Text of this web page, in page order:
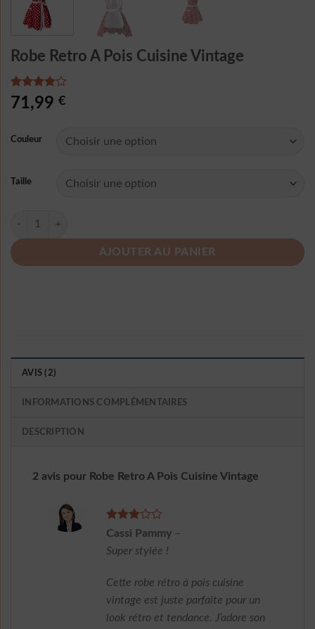
Robe Retro A Pois Cuisine Vintage
Noté
4.00sur
2
notations
71,99 €
Couleur
Taille
quantité de Robe Retro A Pois Cuisine Vintage
AJOUTER AU PANIER
AVIS (2)
INFORMATIONS COMPLÉMENTAIRES
DESCRIPTION
2 avis pour Robe Retro A Pois Cuisine Vintage
Note 3
Cassi Pammy –
Super stylée !
Cette robe rétro à pois cuisine
vintage est juste parfaite pour un
look rétro et tendance. J’adore son